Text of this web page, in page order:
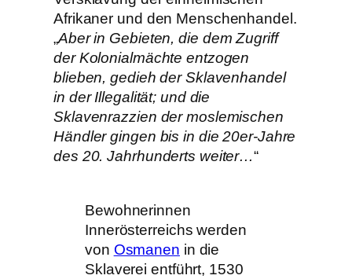
Afrikaner und den Menschenhandel.
„Aber in Gebieten, die dem Zugriff
der Kolonialmächte entzogen
blieben, gedieh der Sklavenhandel
in der Illegalität; und die
Sklavenrazzien der moslemischen
Händler gingen bis in die 20er-Jahre
des 20. Jahrhunderts weiter…“
Bewohnerinnen
Innerösterreichs werden
von Osmanen in die
Sklaverei entführt, 1530